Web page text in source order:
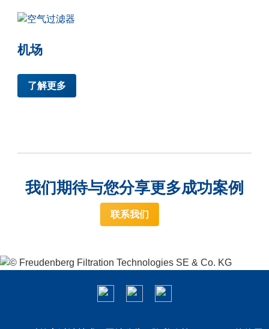
机场
了解更多
我们期待与您分享更多成功案例
联系我们